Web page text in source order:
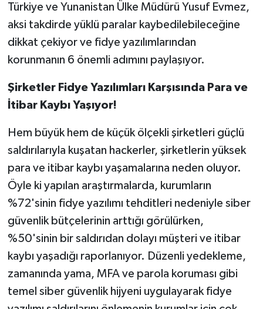
Türkiye ve Yunanistan Ülke Müdürü Yusuf Evmez,
aksi takdirde yüklü paralar kaybedilebileceğine
dikkat çekiyor ve fidye yazılımlarından
korunmanın 6 önemli adımını paylaşıyor.
Şirketler Fidye Yazılımları Karşısında Para ve
İtibar Kaybı Yaşıyor!
Hem büyük hem de küçük ölçekli şirketleri güçlü
saldırılarıyla kuşatan hackerler, şirketlerin yüksek
para ve itibar kaybı yaşamalarına neden oluyor.
Öyle ki yapılan araştırmalarda, kurumların
%72'sinin fidye yazılımı tehditleri nedeniyle siber
güvenlik bütçelerinin arttığı görülürken,
%50'sinin bir saldırıdan dolayı müşteri ve itibar
kaybı yaşadığı raporlanıyor. Düzenli yedekleme,
zamanında yama, MFA ve parola koruması gibi
temel siber güvenlik hijyeni uygulayarak fidye